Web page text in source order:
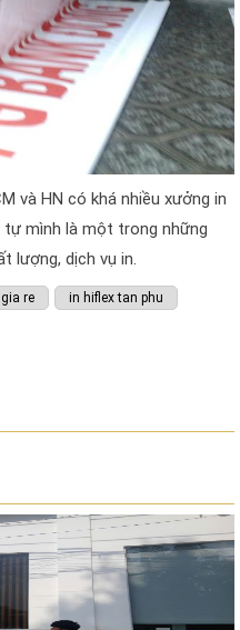
và HN có khá nhiều xưởng in
tự mình là một trong những
lượng, dịch vụ in.
re in hiflex tan phu